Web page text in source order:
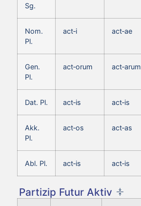
Sg.
Nom.
Pl.
act‑i act‑ae
Gen.
Pl.
act‑orum act‑arum
Dat. Pl. act‑is act‑is
Akk.
Pl.
act‑os act‑as
Abl. Pl. act‑is act‑is
Partizip Futur Aktiv